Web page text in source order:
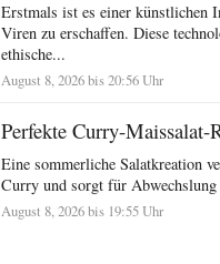
Erstmals ist es einer künstlichen
Viren zu erschaffen. Diese
ethische...
August 8, 2026 bis 20:56 Uhr
Perfekte Curry-Maissalat-
Eine sommerliche Salatkreation
Curry und sorgt für
August 8, 2026 bis 19:55 Uhr